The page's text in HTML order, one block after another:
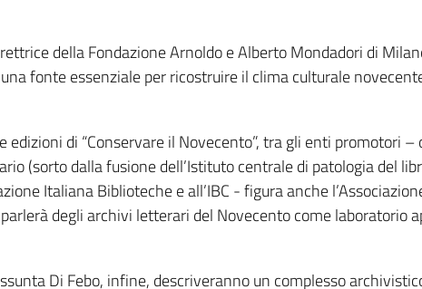
della Fondazione Arnoldo e Alberto Mondadori di
fonte essenziale per ricostruire il clima culturale
edizioni di “Conservare il Novecento”, tra gli enti promotori
(sorto dalla fusione dell’Istituto centrale di patologia del
Italiana Biblioteche e all’IBC - figura anche
degli archivi letterari del Novecento come laboratorio
Di Febo, infine, descriveranno un complesso